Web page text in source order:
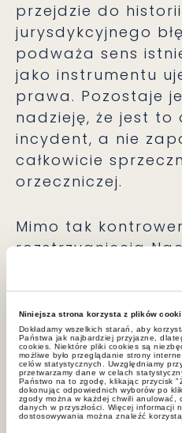
Niniejsza strona korzysta z plików
Dokładamy wszelkich starań, aby
Państwa jak najbardziej przyjazne,
cookies. Niektóre pliki cookies są
możliwe było przeglądanie strony
celów statystycznych. Uwzględniamy
przetwarzamy dane w celach
Państwo na to zgodę, klikając przycisk
dokonując odpowiednich wyborów po
zgody można w każdej chwili
danych w przyszłości. Więcej informacji
dostosowywania można znaleźć
przejdzie do
jurysdykcyjnego
podważa sens
jako instrumentu
prawa. Pozostaje
nadzieję, że jest to
incydent, a nie
całkowicie
orzeczniczej.
Mimo tak
rozstrzygnięcia
procesowej na
instancji pozostaje
dużym zakresie
to realną szansę,
rozpoznaniu
ostatecznie
– ewentualnie